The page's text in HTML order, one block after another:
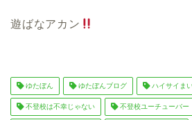
遊ばなアカン
ゆたぼん ゆたぼんブログ ハイサイま
不登校は不幸じゃない 不登校ユーチューバー